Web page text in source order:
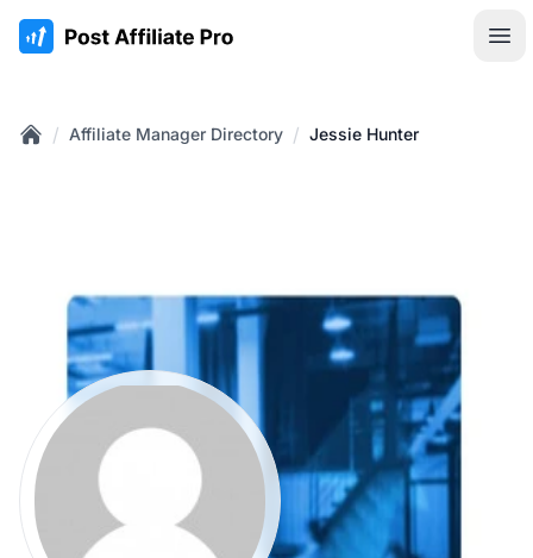
:site.title
/ Affiliate Manager Directory / Jessie Hunter